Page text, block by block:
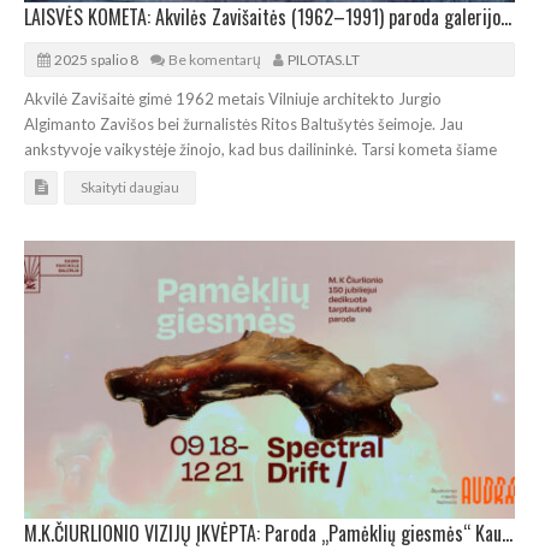
LAISVĖS KOMETA: Akvilės Zavišaitės (1962–1991) paroda galerijoje „Kunskamera“
2025 spalio 8 Be komentarų PILOTAS.LT
Akvilė Zavišaitė gimė 1962 metais Vilniuje architekto Jurgio
Algimanto Zavišos bei žurnalistės Ritos Baltušytės šeimoje. Jau
ankstyvoje vaikystėje žinojo, kad bus dailininkė. Tarsi kometa šiame
Skaityti daugiau
M.K.ČIURLIONIO VIZIJŲ ĮKVĖPTA: Paroda „Pamėklių giesmės“ Kaune